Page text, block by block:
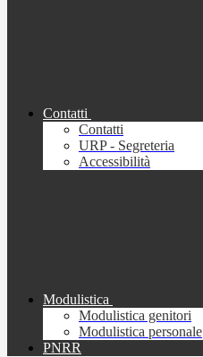
Contatti
Contatti
URP - Segreteria
Accessibilità
Modulistica
Modulistica genitori
Modulistica personale
PNRR